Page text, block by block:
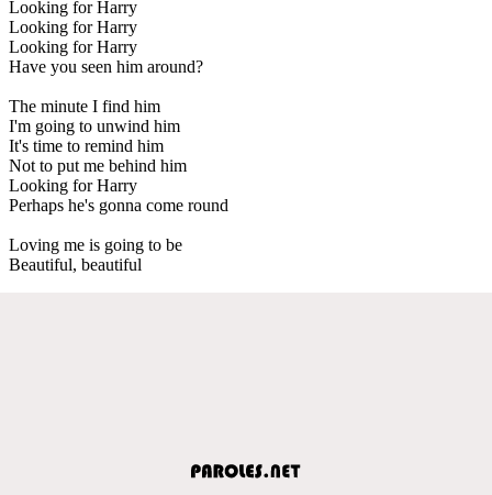
Looking for Harry
Looking for Harry
Looking for Harry
Have you seen him around?
The minute I find him
I'm going to unwind him
It's time to remind him
Not to put me behind him
Looking for Harry
Perhaps he's gonna come round
Loving me is going to be
Beautiful, beautiful